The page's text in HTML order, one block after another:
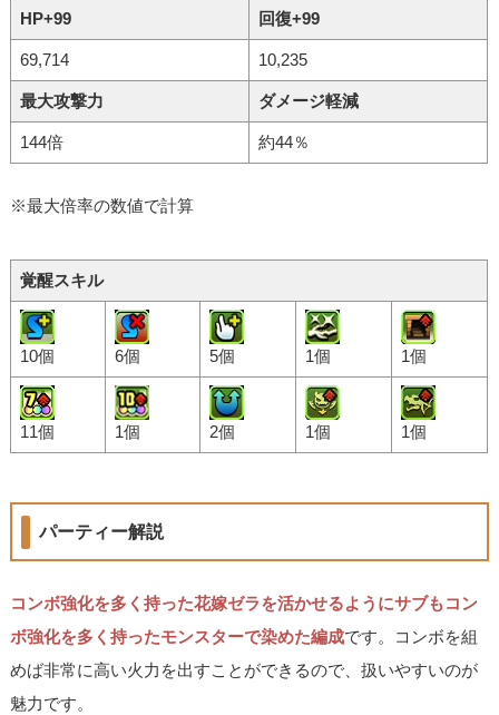
HP+99 回復+99
69,714 10,235
最大攻撃力 ダメージ軽減
144倍 約44％
※最大倍率の数値で計算
覚醒スキル
10個 6個 5個 1個 1個
11個 1個 2個 1個 1個
パーティー解説
コンボ強化を多く持った花嫁ゼラを活かせるようにサブもコン
ボ強化を多く持ったモンスターで染めた編成です。コンボを組
めば非常に高い火力を出すことができるので、扱いやすいのが
魅力です。